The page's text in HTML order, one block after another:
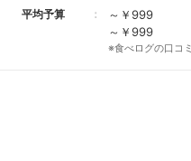
平均予算
～￥999
～￥999
※食べログの口コ